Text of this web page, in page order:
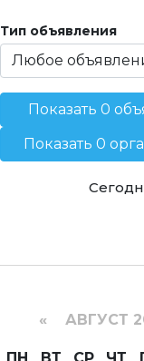
Тип объявления
Показать 0
Показать 0
« АВГУСТ